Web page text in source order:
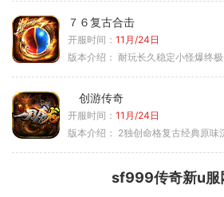
７６复古合击
开服时间： 11月/24日
版本介绍： 耐玩长久稳定小怪爆终
创游传奇
开服时间： 11月/24日
版本介绍： 2独创命格复古经典原味
sf999传奇新u服